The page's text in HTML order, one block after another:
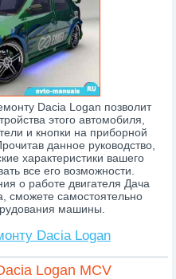
Dacia Logan позволит
этого автомобиля,
и кнопки на приборной
данное руководство,
характеристики вашего
все его возможности.
о работе двигателя Дача
сможете самостоятельно
машины.
Dacia Logan
Logan MCV